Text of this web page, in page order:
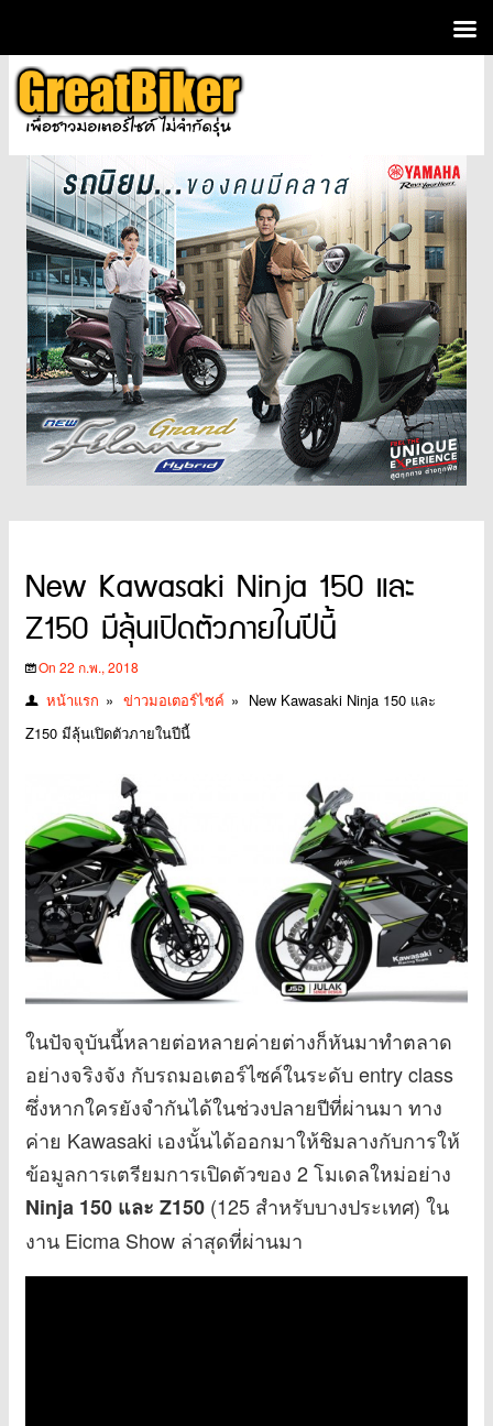
New Kawasaki Ninja 150 และ
Z150 มีลุ้นเปิดตัวภายในปีนี้
On 22 ก.พ., 2018
หน้าแรก » ข่าวมอเตอร์ไซค์ » New Kawasaki Ninja 150 และ
Z150 มีลุ้นเปิดตัวภายในปีนี้
ในปัจจุบันนี้หลายต่อหลายค่ายต่างก็หันมาทำตลาด
อย่างจริงจัง กับรถมอเตอร์ไซค์ในระดับ entry class
ซึ่งหากใครยังจำกันได้ในช่วงปลายปีที่ผ่านมา ทาง
ค่าย Kawasaki เองนั้นได้ออกมาให้ชิมลางกับการให้
ข้อมูลการเตรียมการเปิดตัวของ 2 โมเดลใหม่อย่าง
Ninja 150 และ Z150 (125 สำหรับบางประเทศ) ใน
งาน Eicma Show ล่าสุดที่ผ่านมา